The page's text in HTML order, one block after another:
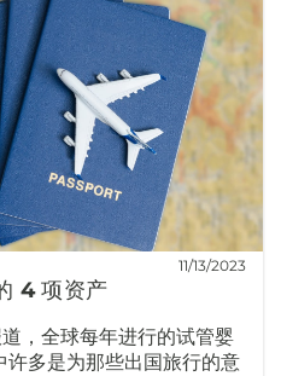
11/13/2023
4 项资产
，全球每年进行的试管婴
许多是为那些出国旅行的意